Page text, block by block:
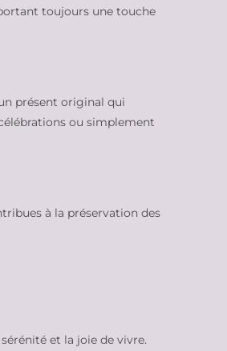
toujours une touche
présent original qui
ou simplement
à la préservation des
et la joie de vivre.